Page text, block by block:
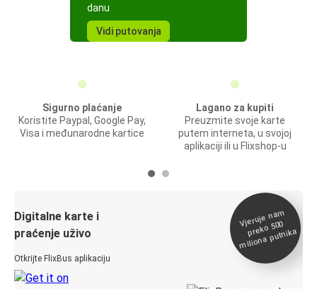
danu
Vidi putovanja
Sigurno plaćanje
Koristite Paypal, Google Pay,
Visa i međunarodne kartice
Lagano za kupiti
Preuzmite svoje karte
putem interneta, u svojoj
aplikaciji ili u Flixshop-u
Digitalne karte i
praćenje uživo
Otkrijte FlixBus aplikaciju
Vjeruje na
m
preko 500
miliona putnika